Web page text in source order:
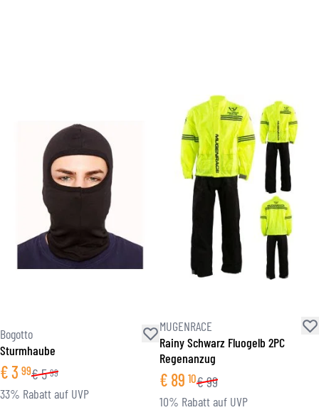
Bogotto
Sturmhaube
€3 99€5 99
33% Rabatt auf UVP
MUGENRACE
Rainy Schwarz Fluogelb 2PC
Regenanzug
€ 89 10€99
10% Rabatt auf UVP